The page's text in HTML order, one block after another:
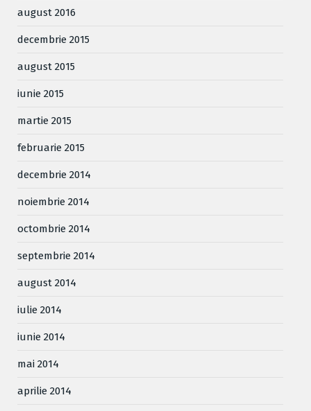
august 2016
decembrie 2015
august 2015
iunie 2015
martie 2015
februarie 2015
decembrie 2014
noiembrie 2014
octombrie 2014
septembrie 2014
august 2014
iulie 2014
iunie 2014
mai 2014
aprilie 2014